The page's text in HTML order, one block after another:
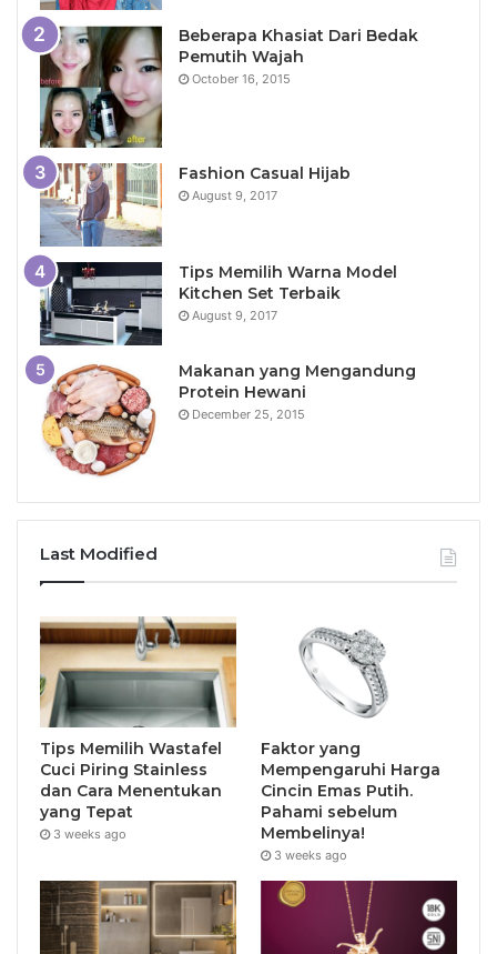
Beberapa Khasiat Dari Bedak
Pemutih Wajah
October 16, 2015
Fashion Casual Hijab
August 9, 2017
Tips Memilih Warna Model
Kitchen Set Terbaik
August 9, 2017
Makanan yang Mengandung
Protein Hewani
December 25, 2015
Last Modified
Tips Memilih Wastafel
Cuci Piring Stainless
dan Cara Menentukan
yang Tepat
3 weeks ago
Faktor yang
Mempengaruhi Harga
Cincin Emas Putih.
Pahami sebelum
Membelinya!
3 weeks ago